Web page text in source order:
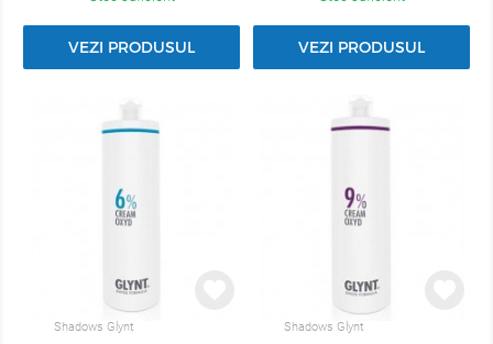
VEZI PRODUSUL VEZI PRODUSUL
Shadows Glynt
Shadows Glynt